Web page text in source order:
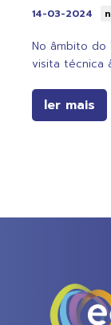
14-03-2024
No âmbito do
visita técnica
ler mais